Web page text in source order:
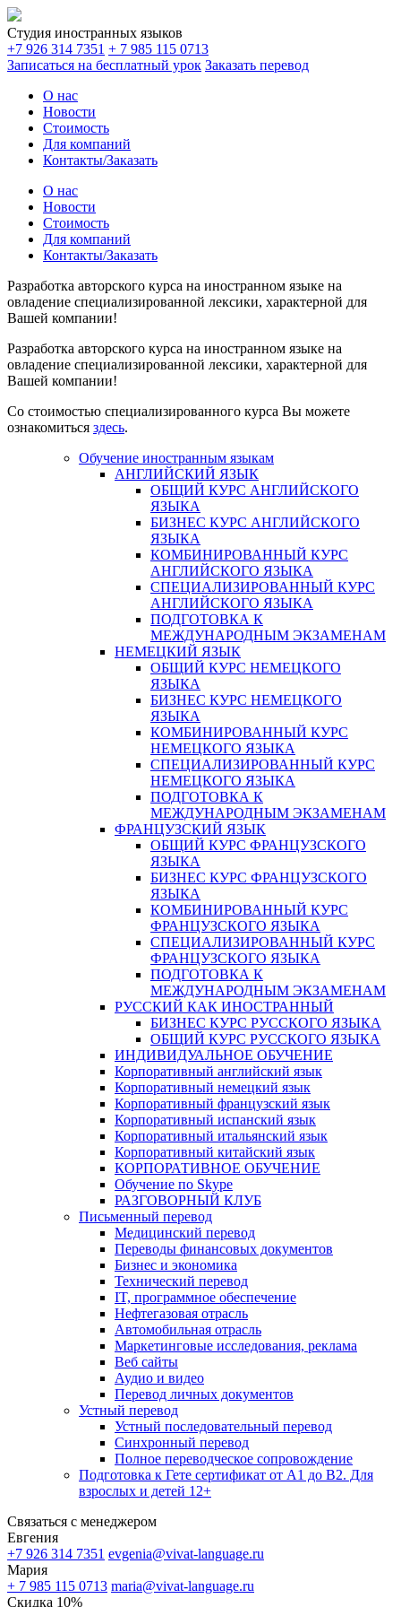
Студия иностранных языков
+7 926 314 7351 + 7 985 115 0713
Записаться на бесплатный урок Заказать перевод
О нас
Новости
Стоимость
Для компаний
Контакты/Заказать
О нас
Новости
Стоимость
Для компаний
Контакты/Заказать
Разработка авторского курса на иностранном языке на
овладение специализированной лексики, характерной для
Вашей компании!
Разработка авторского курса на иностранном языке на
овладение специализированной лексики, характерной для
Вашей компании!
Со стоимостью специализированного курса Вы можете
ознакомиться здесь.
Обучение иностранным языкам
АНГЛИЙСКИЙ ЯЗЫК
ОБЩИЙ КУРС АНГЛИЙСКОГО
ЯЗЫКА
БИЗНЕС КУРС АНГЛИЙСКОГО
ЯЗЫКА
КОМБИНИРОВАННЫЙ КУРС
АНГЛИЙСКОГО ЯЗЫКА
СПЕЦИАЛИЗИРОВАННЫЙ КУРС
АНГЛИЙСКОГО ЯЗЫКА
ПОДГОТОВКА К
МЕЖДУНАРОДНЫМ ЭКЗАМЕНАМ
НЕМЕЦКИЙ ЯЗЫК
ОБЩИЙ КУРС НЕМЕЦКОГО
ЯЗЫКА
БИЗНЕС КУРС НЕМЕЦКОГО
ЯЗЫКА
КОМБИНИРОВАННЫЙ КУРС
НЕМЕЦКОГО ЯЗЫКА
СПЕЦИАЛИЗИРОВАННЫЙ КУРС
НЕМЕЦКОГО ЯЗЫКА
ПОДГОТОВКА К
МЕЖДУНАРОДНЫМ ЭКЗАМЕНАМ
ФРАНЦУЗСКИЙ ЯЗЫК
ОБЩИЙ КУРС ФРАНЦУЗСКОГО
ЯЗЫКА
БИЗНЕС КУРС ФРАНЦУЗСКОГО
ЯЗЫКА
КОМБИНИРОВАННЫЙ КУРС
ФРАНЦУЗСКОГО ЯЗЫКА
СПЕЦИАЛИЗИРОВАННЫЙ КУРС
ФРАНЦУЗСКОГО ЯЗЫКА
ПОДГОТОВКА К
МЕЖДУНАРОДНЫМ ЭКЗАМЕНАМ
РУССКИЙ КАК ИНОСТРАННЫЙ
БИЗНЕС КУРС РУССКОГО ЯЗЫКА
ОБЩИЙ КУРС РУССКОГО ЯЗЫКА
ИНДИВИДУАЛЬНОЕ ОБУЧЕНИЕ
Корпоративный английский язык
Корпоративный немецкий язык
Корпоративный французский язык
Корпоративный испанский язык
Корпоративный итальянский язык
Корпоративный китайский язык
КОРПОРАТИВНОЕ ОБУЧЕНИЕ
Обучение по Skype
РАЗГОВОРНЫЙ КЛУБ
Письменный перевод
Медицинский перевод
Переводы финансовых документов
Бизнес и экономика
Технический перевод
IT, программное обеспечение
Нефтегазовая отрасль
Автомобильная отрасль
Маркетинговые исследования, реклама
Веб сайты
Аудио и видео
Перевод личных документов
Устный перевод
Устный последовательный перевод
Синхронный перевод
Полное переводческое сопровождение
Подготовка к Гете сертификат от А1 до В2. Для
взрослых и детей 12+
Связаться с менеджером
Евгения
+7 926 314 7351 evgenia@vivat-language.ru
Мария
+ 7 985 115 0713 maria@vivat-language.ru
Скидка 10%